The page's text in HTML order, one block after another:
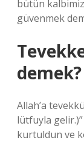
bütün
güvenmek
demek?
Allah’a
lütfuyla
kurtuldun ve